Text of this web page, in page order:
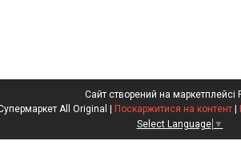
Сайт створений на маркетплейсі
Супермаркет All Original | Поскаржитися на контент |
Select Language ▼